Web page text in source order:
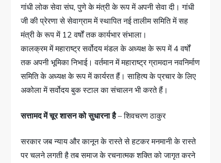
गांधी लोक सेवा संघ, पुणे के मंत्री के रूप में अपनी सेवा दी। गांधी
जी की प्रेरणा से सेवाग्राम में स्थापित नई तालीम समिति में सह
मंत्री के रूप में 12 वर्षों तक कार्यभार संभाला।
कालक्रम में महाराष्ट्र सर्वोदय मंडल के अध्यक्ष के रूप में 4 वर्षों
तक अपनी भूमिका निभाई। वर्तमान में महाराष्ट्र ग्रामदान नवनिर्माण
समिति के अध्यक्ष के रूप में कार्यरत हैं। साहित्य के प्रचार के लिए
अकोला में सर्वोदय बुक स्टाल का संचालन भी करते हैं।
सत्तामद में चूर शासन को सुधारना है– शिवचरण ठाकुर
सरकार जब न्याय और कानून के रास्ते से हटकर मनमानी के रास्ते
पर चलने लगती है तब समाज के रचनात्मक शक्ति को जागृत करने